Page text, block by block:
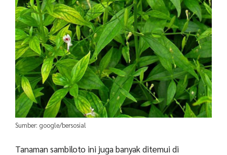
Sumber: google/bersosial
Tanaman sambiloto ini juga banyak ditemui di